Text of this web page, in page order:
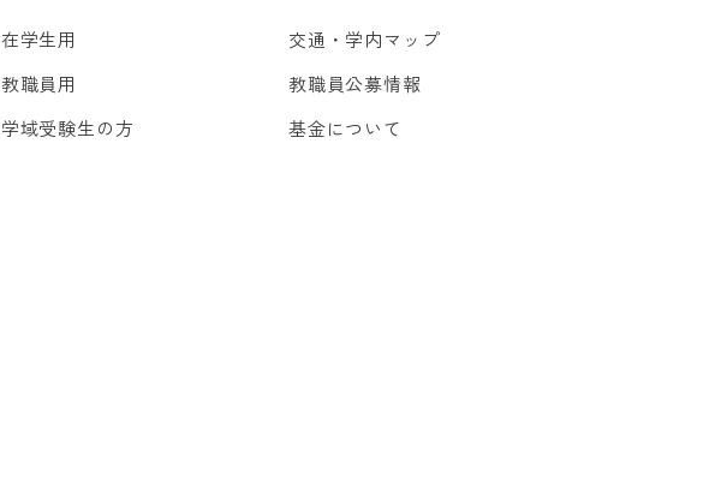
在学生用
教職員用
学域受験生の方
交通・学内マップ
教職員公募情報
基金について